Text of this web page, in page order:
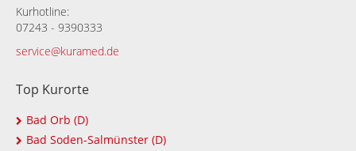
Kurhotline:
07243 - 9390333
service@kuramed.de
Top Kurorte
Bad Orb (D)
Bad Soden-Salmünster (D)